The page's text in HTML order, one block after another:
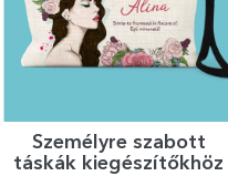
Személyre szabott
táskák kiegészítőkhöz